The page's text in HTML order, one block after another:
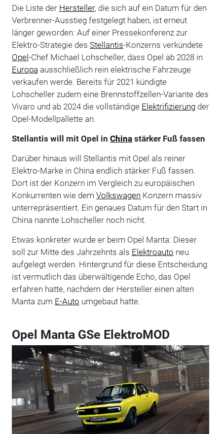
Die Liste der Hersteller, die sich auf ein Datum für den
Verbrenner-Ausstieg festgelegt haben, ist erneut
länger geworden: Auf einer Pressekonferenz zur
Elektro-Strategie des Stellantis-Konzerns verkündete
Opel-Chef Michael Lohscheller, dass Opel ab 2028 in
Europa ausschließlich rein elektrische Fahrzeuge
verkaufen werde. Bereits für 2021 kündigte
Lohscheller zudem eine Brennstoffzellen-Variante des
Vivaro und ab 2024 die vollständige Elektrifizierungder
Opel-Modellpallette an.
Stellantis will mit Opel in Chinastärker Fuß fassen
Darüber hinaus will Stellantis mit Opel als reiner
Elektro-Marke in China endlich stärker Fuß fassen.
Dort ist der Konzern im Vergleich zu europäischen
Konkurrenten wie dem Volkswagen Konzern massiv
unterrepräsentiert. Ein genaues Datum für den Start in
China nannte Lohscheller noch nicht.
Etwas konkreter wurde er beim Opel Manta: Dieser
soll zur Mitte des Jahrzehnts als Elektroauto neu
aufgelegt werden. Hintergrund für diese Entscheidung
ist vermutlich das überwältigende Echo, das Opel
erfahren hatte, nachdem der Hersteller einen alten
Manta zum E-Auto umgebaut hatte.
Opel Manta GSe ElektroMOD